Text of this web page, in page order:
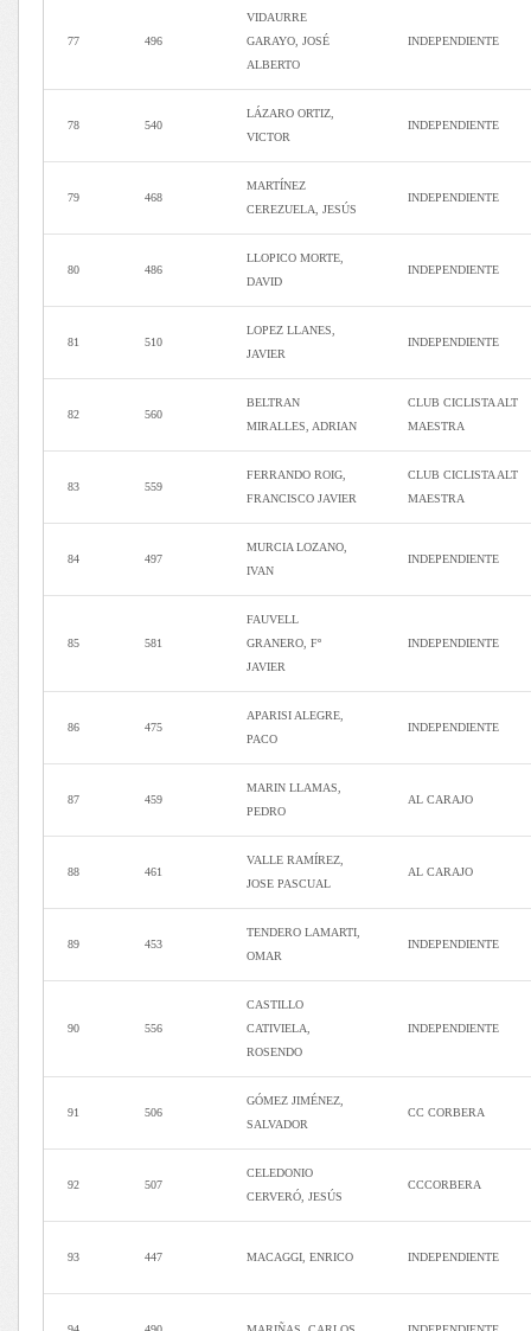
77 496
VIDAURRE
GARAYO, JOSÉ
ALBERTO
INDEPENDIENTE
78 540
LÁZARO ORTIZ,
VICTOR
INDEPENDIENTE
79 468
MARTÍNEZ
CEREZUELA, JESÚS
INDEPENDIENTE
80 486
LLOPICO MORTE,
DAVID
INDEPENDIENTE
81 510
LOPEZ LLANES,
JAVIER
INDEPENDIENTE
82 560
BELTRAN
MIRALLES, ADRIAN
CLUB CICLISTA ALT
MAESTRA
83 559
FERRANDO ROIG,
FRANCISCO JAVIER
CLUB CICLISTA ALT
MAESTRA
84 497
MURCIA LOZANO,
IVAN
INDEPENDIENTE
85 581
FAUVELL
GRANERO, Fº
JAVIER
INDEPENDIENTE
86 475
APARISI ALEGRE,
PACO
INDEPENDIENTE
87 459
MARIN LLAMAS,
PEDRO
AL CARAJO
88 461
VALLE RAMÍREZ,
JOSE PASCUAL
AL CARAJO
89 453
TENDERO LAMARTI,
OMAR
INDEPENDIENTE
90 556
CASTILLO
CATIVIELA,
ROSENDO
INDEPENDIENTE
91 506
GÓMEZ JIMÉNEZ,
SALVADOR
CC CORBERA
92 507
CELEDONIO
CERVERÓ, JESÚS
CCCORBERA
93 447 MACAGGI, ENRICO INDEPENDIENTE